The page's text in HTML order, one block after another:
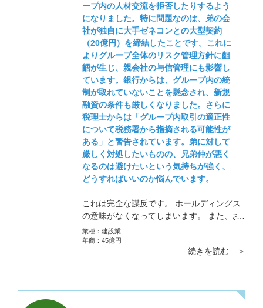
ことに寝ている社員は一人もいなかったの
です。3年やり続けると変わるものです。面
倒と思う人は去っていくし、「この会社は
絶対によくなる」とモチベーションが高い
人は逆に頑張るようになるものです。根気
よくやり続けてください。
ープ内の人材交流を拒否したりするよう
になりました。特に問題なのは、弟の会
社が独自に大手ゼネコンとの大型契約
（20億円）を締結したことです。これに
よりグループ全体のリスク管理方針に齟
齬が生じ、親会社の与信管理にも影響し
ています。銀行からは、グループ内の統
制が取れていないことを懸念され、新規
融資の条件も厳しくなりました。さらに
税理士からは「グループ内取引の適正性
について税務署から指摘される可能性が
ある」と警告されています。弟に対して
厳しく対処したいものの、兄弟仲が悪く
なるのは避けたいという気持ちが強く、
どうすればいいのか悩んでいます。
これは完全な謀反です。 ホールディングス
の意味がなくなってしまいます。 また、お
っしゃっているように大手との契約は金額
は大きいですが、資金繰りの悪化などリス
クも高いです。 私でしたら弟を主力子会社
なってしまいます。
業種： 建設業
年商： 45億円
続きを読む ＞